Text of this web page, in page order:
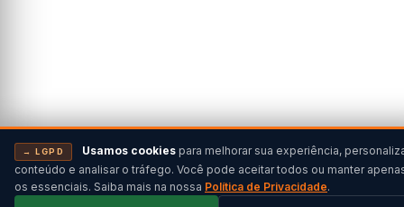
→ LGPD Usamos cookies para melhorar sua experiência,
conteúdo e analisar o tráfego. Você pode aceitar todos ou manter
os essenciais. Saiba mais na nossa Política de Privacidade.